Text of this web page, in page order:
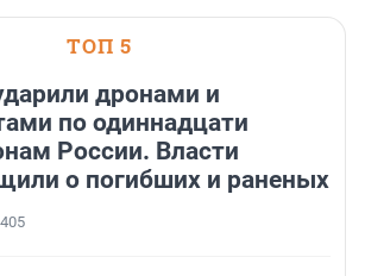
ТОП 5
дронами и
по одиннадцати
России. Власти
о погибших и раненых